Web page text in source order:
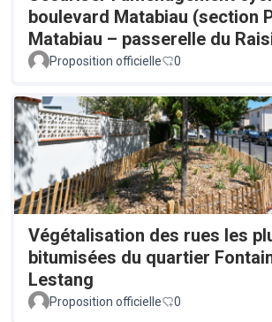
boulevard Matabiau (section
Matabiau – passerelle du
Proposition officielle 0
Végétalisation des rues les
bitumisées du quartier
Lestang
Proposition officielle 0